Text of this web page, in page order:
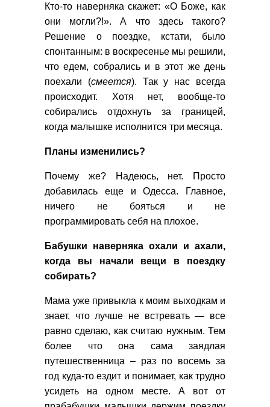
Кто-то наверняка скажет: «О Боже, как
они могли?!». А что здесь такого?
Решение о поездке, кстати, было
спонтанным: в воскресенье мы решили,
что едем, собрались и в этот же день
поехали (смеется). Так у нас всегда
происходит. Хотя нет, вообще-то
собирались отдохнуть за границей,
когда малышке исполнится три месяца.
Планы изменились?
Почему же? Надеюсь, нет. Просто
добавилась еще и Одесса. Главное,
ничего не бояться и не
программировать себя на плохое.
Бабушки наверняка охали и ахали,
когда вы начали вещи в поездку
собирать?
Мама уже привыкла к моим выходкам и
знает, что лучше не встревать — все
равно сделаю, как считаю нужным. Тем
более что она сама заядлая
путешественница – раз по восемь за
год куда-то ездит и понимает, как трудно
усидеть на одном месте. А вот от